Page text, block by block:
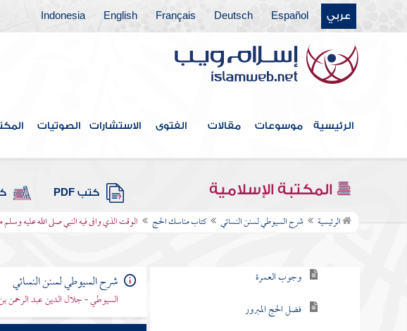
عربي Español
Deutsch
Français
English
Indonesia
الرئيسية موسوعات مقالات الفتوى الاستشارات الصوتيات
المكتبة الإسلامية كتب PDF
الرئيسية شرح السيوطي لسنن النسائي كتاب مناسك الحج الوقت الذي وافى فيه النبي صلى الله عليه
كتاب صلاة الخوف
كتاب صلاة العيدين
كتاب قيام الليل وتطوع النهار
كتاب الجنائز
كتاب الصيام
كتاب الزكاة
كتاب مناسك الحج
وجوب العمرة
فضل الحج المبرور
شرح السيوطي لسنن النسائي
السيوطي - جلال الدين عبد الرحمن